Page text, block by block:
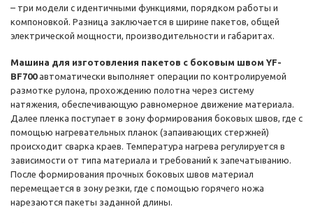
– три модели с идентичными функциями, порядком работы и
компоновкой. Разница заключается в ширине пакетов, общей
электрической мощности, производительности и габаритах.
Машина для изготовления пакетов с боковым швом YF-
BF700автоматически выполняет операции по контролируемой
размотке рулона, прохождению полотна через систему
натяжения, обеспечивающую равномерное движение материала.
Далее пленка поступает в зону формирования боковых швов, где с
помощью нагревательных планок (запаивающих стержней)
происходит сварка краев. Температура нагрева регулируется в
зависимости от типа материала и требований к запечатыванию.
После формирования прочных боковых швов материал
перемещается в зону резки, где с помощью горячего ножа
нарезаются пакеты заданной длины.